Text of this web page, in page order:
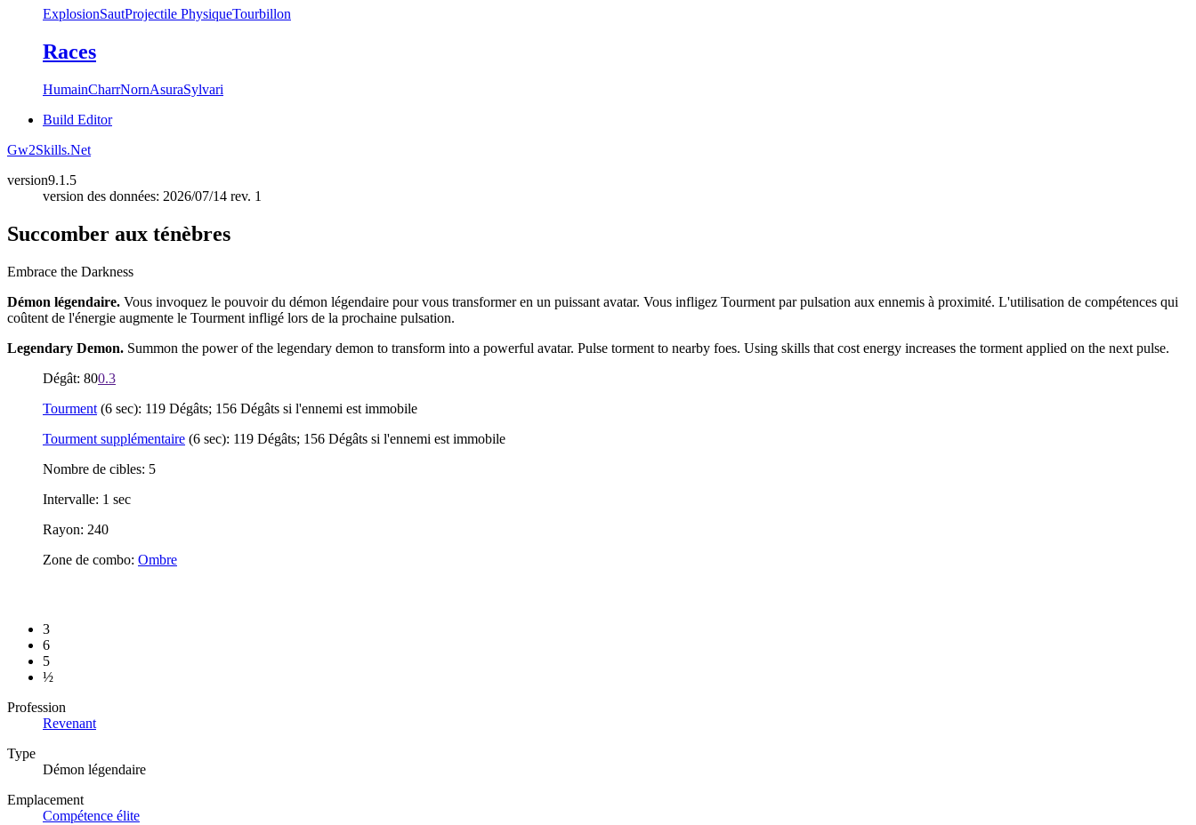
ExplosionSautProjectile PhysiqueTourbillon
Races
HumainCharrNornAsuraSylvari
Build Editor
Gw2Skills.Net
version9.1.5
version des données: 2026/07/14 rev. 1
Succomber aux ténèbres
Embrace the Darkness
Démon légendaire. Vous invoquez le pouvoir du démon légendaire pour vous transformer en un puissant avatar. Vous infligez Tourment par pulsation aux ennemis à proximité. L'utilisation de compétences qui
coûtent de l'énergie augmente le Tourment infligé lors de la prochaine pulsation.
Legendary Demon. Summon the power of the legendary demon to transform into a powerful avatar. Pulse torment to nearby foes. Using skills that cost energy increases the torment applied on the next pulse.
Dégât: 800.3
Tourment (6 sec): 119 Dégâts; 156 Dégâts si l'ennemi est immobile
Tourment supplémentaire (6 sec): 119 Dégâts; 156 Dégâts si l'ennemi est immobile
Nombre de cibles: 5
Intervalle: 1 sec
Rayon: 240
Zone de combo: Ombre
3
6
5
½
Profession
Revenant
Type
Démon légendaire
Emplacement
Compétence élite